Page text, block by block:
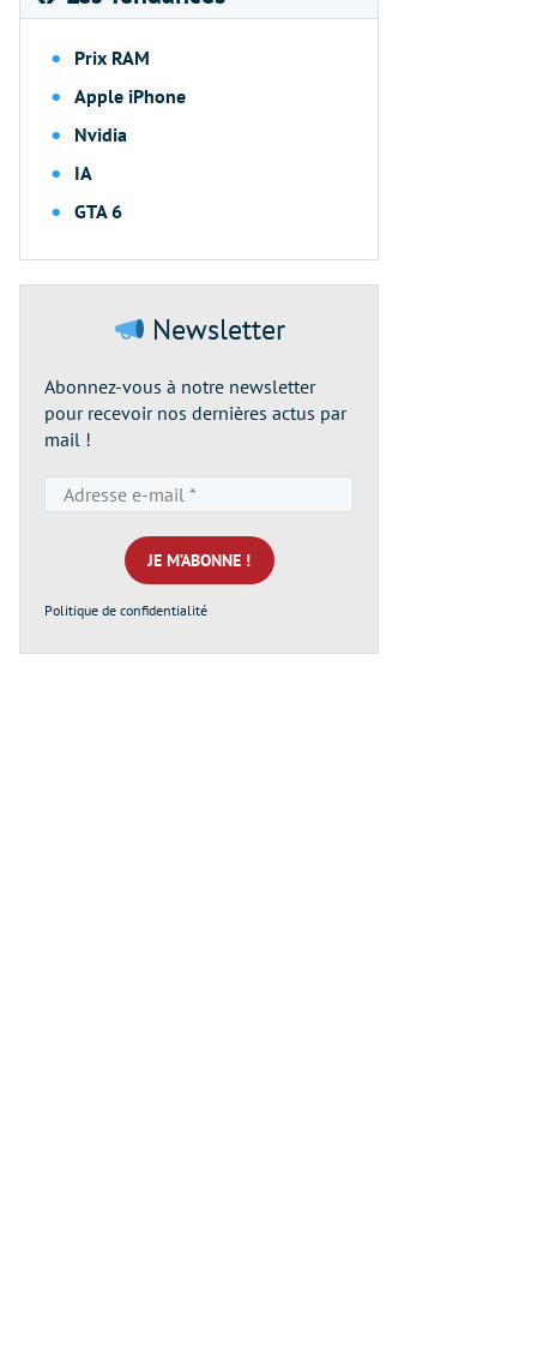
Prix RAM
Apple iPhone
Nvidia
IA
GTA 6
Newsletter
Abonnez-vous à notre newsletter
pour recevoir nos dernières actus par
mail !
e-
mail
*
Politique de confidentialité